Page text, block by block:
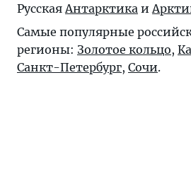
Русская Антарктика и
Самые популярные
регионы: Золотое кольцо,
Санкт-Петербург, Сочи.